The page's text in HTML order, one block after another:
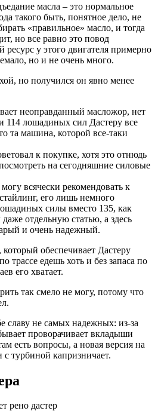
масла – это нормальное
такого быть, понятное дело, не
«правильное» масло, и тогда
но все равно это повод
ресурс у этого двигателя примерно
но и не очень много.
но получился он явно менее
неоправданный масложор, нет
114 лошадиных сил Дастеру все
та машина, которой все-таки
к покупке, хотя это отнюдь
на сегодняшние силовые
всячески рекомендовать к
его лишь немного
силы вместо 135, как
отдельную статью, а здесь
и очень надежный.
обеспечивает Дастеру
трассе едешь хоть и без запаса по
его хватает.
так смело не могу, потому что
славу не самых надежных: из-за
проворачивает вкладыши
есть вопросы, а новая версия на
турбиной капризничает.
рено дастер